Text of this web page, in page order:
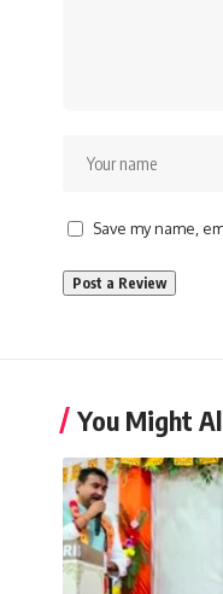
Save my name,
You Might